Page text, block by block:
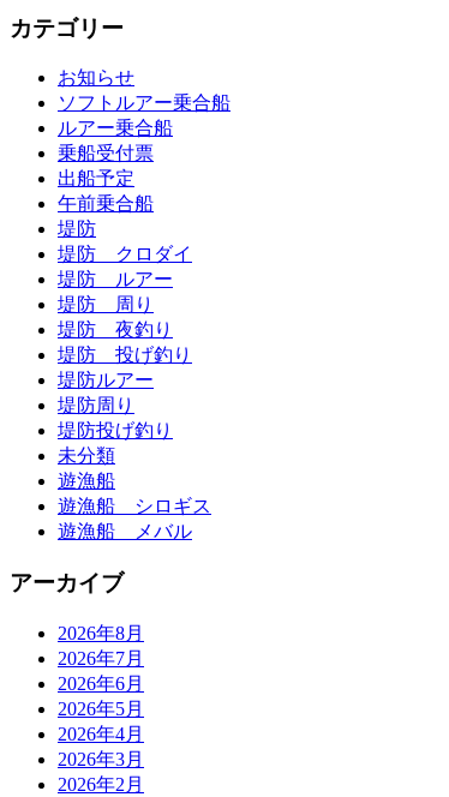
カテゴリー
お知らせ
ソフトルアー乗合船
ルアー乗合船
乗船受付票
出船予定
午前乗合船
堤防
堤防 クロダイ
堤防 ルアー
堤防 周り
堤防 夜釣り
堤防 投げ釣り
堤防ルアー
堤防周り
堤防投げ釣り
未分類
遊漁船
遊漁船 シロギス
遊漁船 メバル
アーカイブ
2026年8月
2026年7月
2026年6月
2026年5月
2026年4月
2026年3月
2026年2月